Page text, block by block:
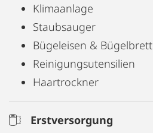
Klimaanlage
Staubsauger
Bügeleisen & Bügelbrett
Reinigungsutensilien
Haartrockner
Erstversorgung